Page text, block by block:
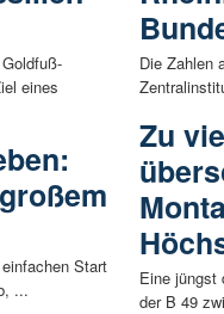
eines
Start
...
Die Zahlen
Zu
Eine jüngst
der B 49